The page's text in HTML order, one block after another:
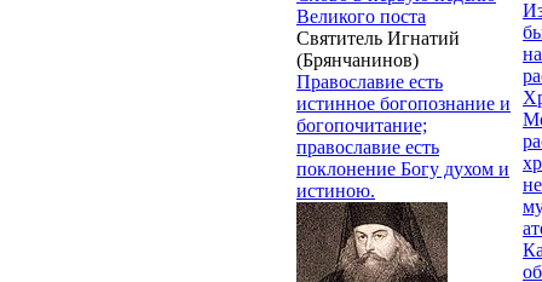
Великого поста
Святитель Игнатий
(Брянчанинов)
Православие есть
истинное богопознание и
богопочитание;
православие есть
поклонение Богу духом и
истиною.